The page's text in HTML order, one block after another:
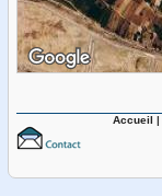
Accueil |